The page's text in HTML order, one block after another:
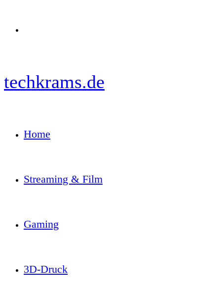
techkrams.de
Home
Streaming & Film
Gaming
3D-Druck